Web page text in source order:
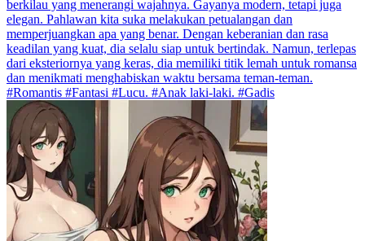
berkilau yang menerangi wajahnya. Gayanya modern, tetapi juga
elegan. Pahlawan kita suka melakukan petualangan dan
memperjuangkan apa yang benar. Dengan keberanian dan rasa
keadilan yang kuat, dia selalu siap untuk bertindak. Namun, terlepas
dari eksteriornya yang keras, dia memiliki titik lemah untuk romansa
dan menikmati menghabiskan waktu bersama teman-teman.
#Romantis #Fantasi #Lucu. #Anak laki-laki. #Gadis